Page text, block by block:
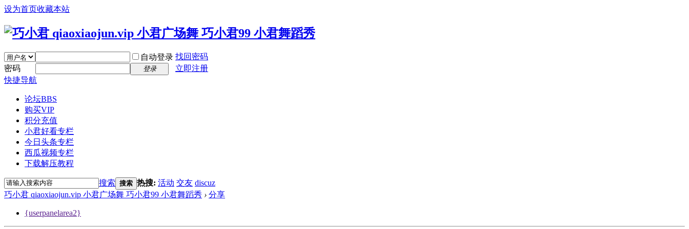
设为首页收藏本站
自动登录 找回密码
密码
登录
立即注册
快捷导航
论坛BBS
购买VIP
积分充值
小君好看专栏
今日头条专栏
西瓜视频专栏
下载解压教程
搜索 搜索 热搜: 活动 交友 discuz
巧小君 qiaoxiaojun.vip 小君广场舞 巧小君99 小君舞蹈秀 › 分享
{userpanelarea2}